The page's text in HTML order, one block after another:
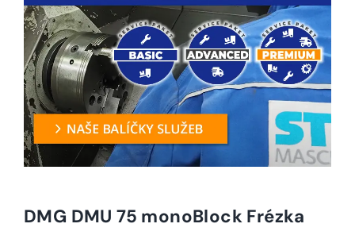
DMG DMU 75 monoBlock Frézka